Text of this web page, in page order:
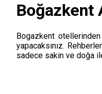
Boğazkent
Bogazkent
yapacaksınız.
sadece sakin ve doğa